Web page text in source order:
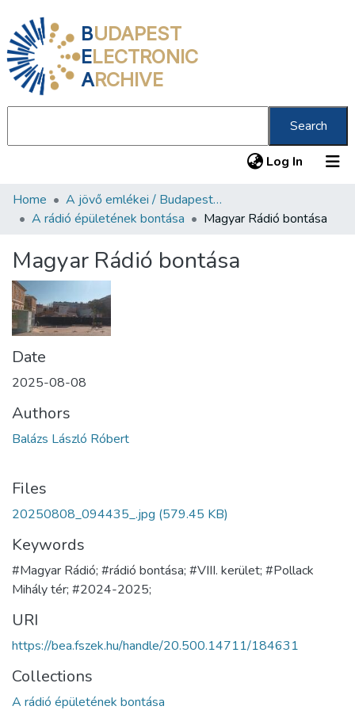
BUDAPEST
ELECTRONIC
ARCHIVE
Search
Log In (current)
Communities & Collections
Statistics
About us
Home
A jövő emlékei / Budapest ma
A rádió épületének bontása
Magyar Rádió bontása
Magyar Rádió bontása
Date
2025-08-08
Authors
Balázs László Róbert
Files
20250808_094435_.jpg (579.45 KB)
Keywords
#Magyar Rádió; #rádió bontása; #VIII. kerület; #Pollack
Mihály tér; #2024-2025;
URI
https://bea.fszek.hu/handle/20.500.14711/184631
Collections
A rádió épületének bontása